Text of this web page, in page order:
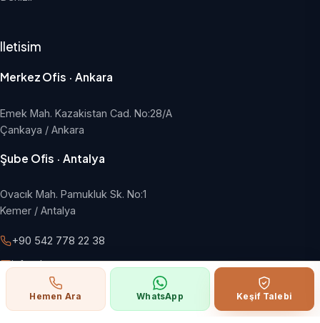
Iletisim
Merkez Ofis · Ankara
Emek Mah. Kazakistan Cad. No:28/A
Çankaya / Ankara
Şube Ofis · Antalya
Ovacık Mah. Pamukluk Sk. No:1
Kemer / Antalya
+90 542 778 22 38
info@hangargroup.com.tr
Pazartesi - Cuma, 09:00 - 18:00
Hemen Ara WhatsApp Keşif Talebi